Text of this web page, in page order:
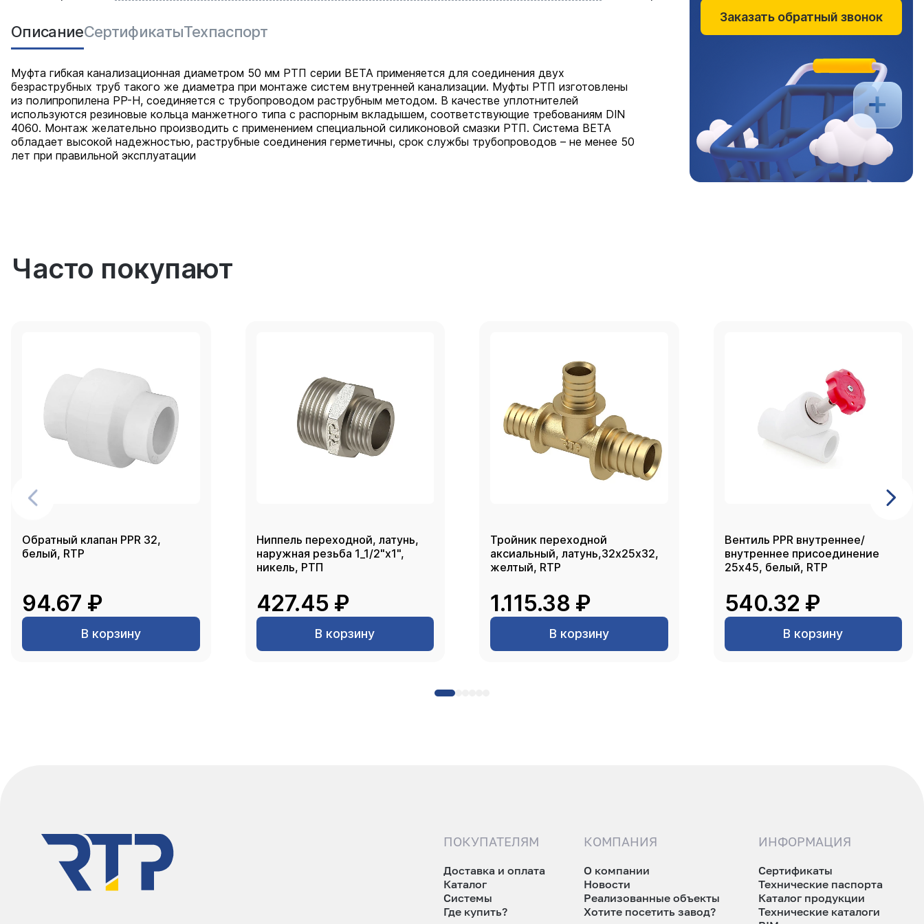
ОписаниеСертификатыТехпаспорт
Муфта гибкая канализационная диаметром 50 мм РТП серии BETA применяется для соединения двух
безраструбных труб такого же диаметра при монтаже систем внутренней канализации. Муфты РТП изготовлены
из полипропилена PP-H, соединяется с трубопроводом раструбным методом. В качестве уплотнителей
используются резиновые кольца манжетного типа с распорным вкладышем, соответствующие требованиям DIN
4060. Монтаж желательно производить с применением специальной силиконовой смазки РТП. Система BETA
обладает высокой надежностью, раструбные соединения герметичны, срок службы трубопроводов – не менее 50
лет при правильной эксплуатации
Заказать обратный звонок
Часто покупают
Обратный клапан PPR 32,
белый, RTP
94.67 ₽
В корзину
Ниппель переходной, латунь,
наружная резьба 1_1/2"х1",
никель, РТП
427.45 ₽
В корзину
Тройник переходной
аксиальный, латунь,32х25х32,
желтый, RTP
1.115.38 ₽
В корзину
Вентиль PPR внутреннее/
внутреннее присоединение
25х45, белый, RTP
540.32 ₽
В корзину
ПОКУПАТЕЛЯМ
Доставка и оплата
Каталог
Системы
Где купить?
КОМПАНИЯ
О компании
Новости
Реализованные объекты
Хотите посетить завод?
ИНФОРМАЦИЯ
Сертификаты
Технические паспорта
Каталог продукции
Технические каталоги